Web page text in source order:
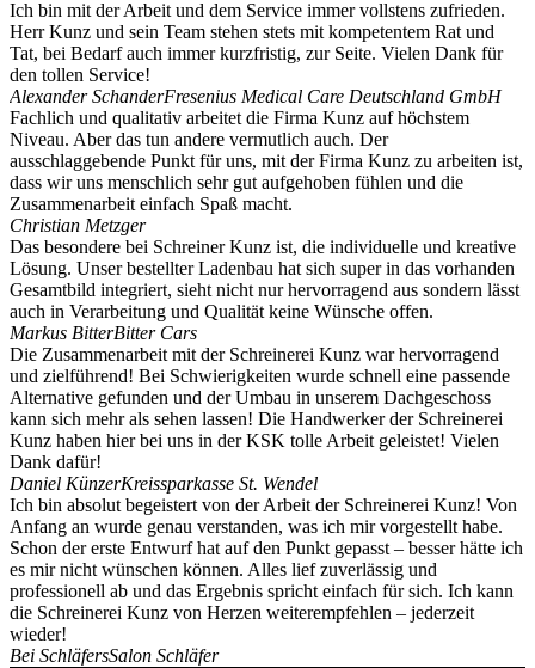
Ich bin mit der Arbeit und dem Service immer vollstens zufrieden.
Herr Kunz und sein Team stehen stets mit kompetentem Rat und
Tat, bei Bedarf auch immer kurzfristig, zur Seite. Vielen Dank für
den tollen Service!
Alexander SchanderFresenius Medical Care Deutschland GmbH
Fachlich und qualitativ arbeitet die Firma Kunz auf höchstem
Niveau. Aber das tun andere vermutlich auch. Der
ausschlaggebende Punkt für uns, mit der Firma Kunz zu arbeiten ist,
dass wir uns menschlich sehr gut aufgehoben fühlen und die
Zusammenarbeit einfach Spaß macht.
Christian Metzger
Das besondere bei Schreiner Kunz ist, die individuelle und kreative
Lösung. Unser bestellter Ladenbau hat sich super in das vorhanden
Gesamtbild integriert, sieht nicht nur hervorragend aus sondern lässt
auch in Verarbeitung und Qualität keine Wünsche offen.
Markus BitterBitter Cars
Die Zusammenarbeit mit der Schreinerei Kunz war hervorragend
und zielführend! Bei Schwierigkeiten wurde schnell eine passende
Alternative gefunden und der Umbau in unserem Dachgeschoss
kann sich mehr als sehen lassen! Die Handwerker der Schreinerei
Kunz haben hier bei uns in der KSK tolle Arbeit geleistet! Vielen
Dank dafür!
Daniel KünzerKreissparkasse St. Wendel
Ich bin absolut begeistert von der Arbeit der Schreinerei Kunz! Von
Anfang an wurde genau verstanden, was ich mir vorgestellt habe.
Schon der erste Entwurf hat auf den Punkt gepasst – besser hätte ich
es mir nicht wünschen können. Alles lief zuverlässig und
professionell ab und das Ergebnis spricht einfach für sich. Ich kann
die Schreinerei Kunz von Herzen weiterempfehlen – jederzeit
wieder!
Bei SchläfersSalon Schläfer